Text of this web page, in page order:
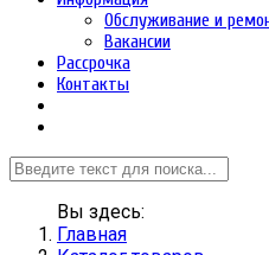
Обслуживание и
Вакансии
Рассрочка
Контакты
Вы здесь:
Главная